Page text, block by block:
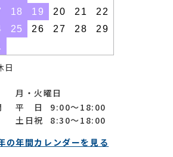
18 19 20 21
22
25 26 27 28
29
日
月・火曜日
平 日
9:00〜18:00
土日祝
8:30〜18:00
年間カレンダーを見る